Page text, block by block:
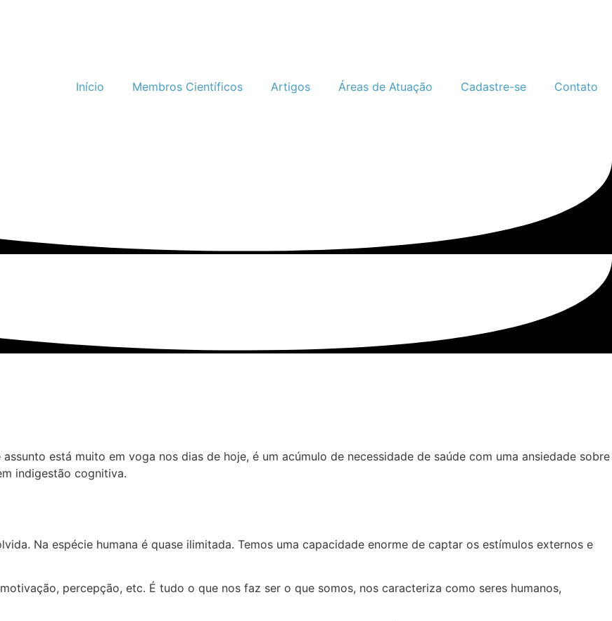
Início Membros Científicos Artigos Áreas de Atuação Cadastre-se Contato
está muito em voga nos dias de hoje, é um acúmulo de necessidade de saúde com uma ansiedade sobre
indigestão cognitiva.
Na espécie humana é quase ilimitada. Temos uma capacidade enorme de captar os estímulos externos e
percepção, etc. É tudo o que nos faz ser o que somos, nos caracteriza como seres humanos,